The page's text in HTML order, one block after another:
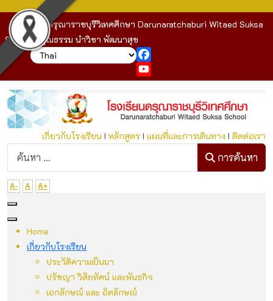
โรงเรียนดรุณาราชบุรีวิเทศศึกษา Darunaratchaburi Witaed Suksa
School : คุณธรรม นำวิชา พัฒนาสุข
YouTube
เกี่ยวกับโรงเรียนI หลักสูตรI แผนที่และการเดินทาง I ติดต่อเรา
ก
การค้นหา
A- A A+
Home
เกี่ยวกับโรงเรียน
ประวัติความเป็นมา
ปรัชญา วิสัยทัศน์ และพันธกิจ
เอกลักษณ์ และ อัตลักษณ์